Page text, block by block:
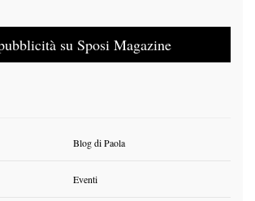
su Sposi Magazine
Blog di Paola
Eventi